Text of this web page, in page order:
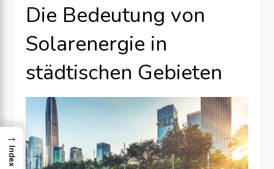
Die Bedeutung von
Solarenergie in
städtischen Gebieten
→
Index